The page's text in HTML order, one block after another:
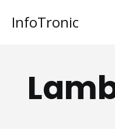
InfoTronic